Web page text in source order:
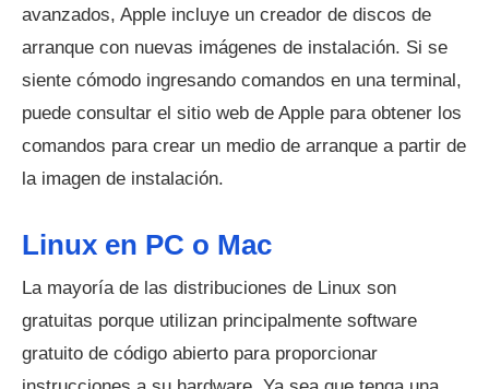
avanzados, Apple incluye un creador de discos de
arranque con nuevas imágenes de instalación. Si se
siente cómodo ingresando comandos en una terminal,
puede consultar el sitio web de Apple para obtener los
comandos para crear un medio de arranque a partir de
la imagen de instalación.
Linux en PC o Mac
La mayoría de las distribuciones de Linux son
gratuitas porque utilizan principalmente software
gratuito de código abierto para proporcionar